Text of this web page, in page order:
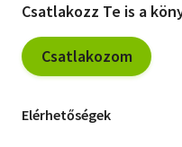
Csatlakozz Te is a
Csatlakozom
Elérhetőségek